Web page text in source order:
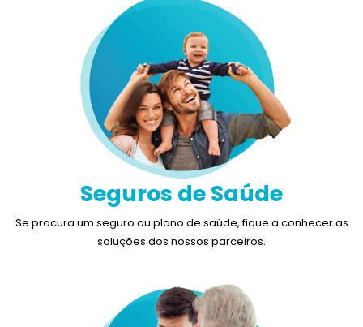
Seguros de Saúde
Se procura um seguro ou plano de saúde, fique a conhecer as
soluções dos nossos parceiros.